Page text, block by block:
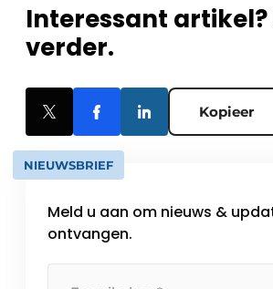
Interessant artikel?
verder.
Kopieer
NIEUWSBRIEF
Meld u aan om nieuws &
ontvangen.